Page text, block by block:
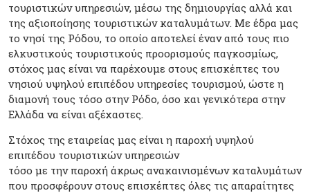
τουριστικών υπηρεσιών, μέσω της δημιουργίας αλλά και
της αξιοποίησης τουριστικών καταλυμάτων. Με έδρα μας
το νησί της Ρόδου, το οποίο αποτελεί έναν από τους πιο
ελκυστικούς τουριστικούς προορισμούς παγκοσμίως,
στόχος μας είναι να παρέχουμε στους επισκέπτες του
νησιού υψηλού επιπέδου υπηρεσίες τουρισμού, ώστε η
διαμονή τους τόσο στην Ρόδο, όσο και γενικότερα στην
Ελλάδα να είναι αξέχαστες.
Στόχος της εταιρείας μας είναι η παροχή υψηλού
επιπέδου τουριστικών υπηρεσιών
τόσο με την παροχή άκρως ανακαινισμένων καταλυμάτων
που προσφέρουν στους επισκέπτες όλες τις απαραίτητες